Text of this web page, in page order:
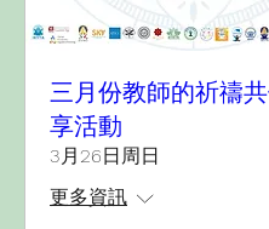
三月份教師的祈禱
享活動
3月26日周日
更多資訊